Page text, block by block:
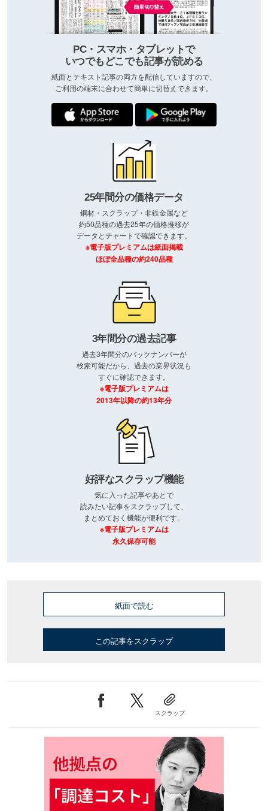
PC・スマホ・タブレットで
いつでもどこでも記事が読める
紙面とテキスト記事の両方を配信していますので、
ご利用の端末に合わせて簡単に切替えできます。
25年間分の価格データ
鋼材・スクラップ・非鉄金属など
約50品種の過去25年の価格推移が
データとチャートで確認できます。
※電子版プレミアムは紙面掲載
ほぼ全品種の約240品種
3年間分の過去記事
過去3年間分のバックナンバーが
検索可能だから、過去の業界状況も
すぐに確認できます。
※電子版プレミアムは
2013年以降の約13年分
好評なスクラップ機能
気に入った記事やあとで
読みたい記事をスクラップして、
まとめておく機能が便利です。
※電子版プレミアムは
永久保存可能
紙面で読む
この記事をスクラップ
スクラップ